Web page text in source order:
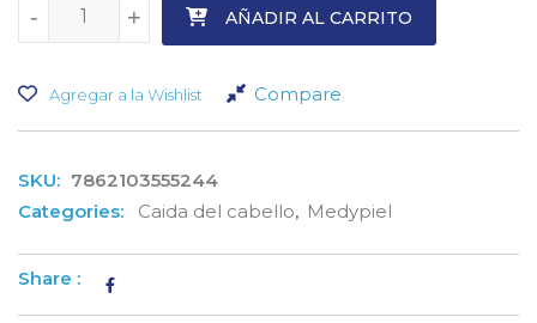
+
- +
- AÑADIR AL CARRITO
Agregar a la Wishlist Compare
SKU: 7862103555244
Categories:
Caida del cabello, Medypiel
Share :